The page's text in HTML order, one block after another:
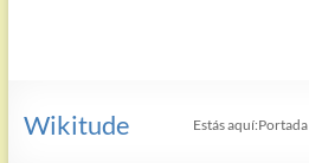
Wikitude Estás aquí:Portada